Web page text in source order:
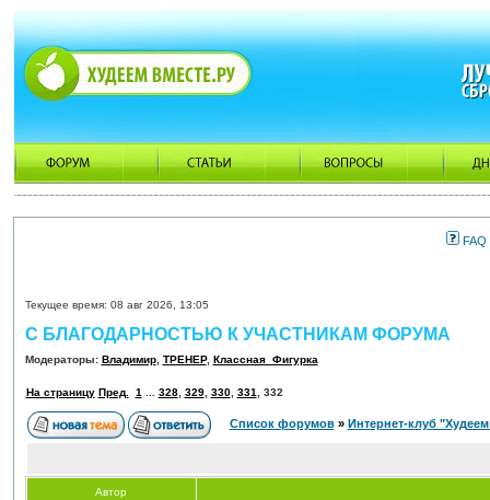
FAQ
Текущее время: 08 авг 2026, 13:05
С БЛАГОДАРНОСТЬЮ К УЧАСТНИКАМ ФОРУМА
Модераторы: Владимир, ТРЕНЕР, Классная_Фигурка
На страницу Пред. 1 328, 329, 330, 331 332
Список форумов» Интернет-клуб
Автор